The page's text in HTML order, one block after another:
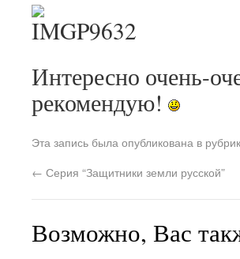
Интересно очень-
рекомендую!
Эта запись была опубликована в
← Серия “Защитники земли русской”
Возможно, Вас